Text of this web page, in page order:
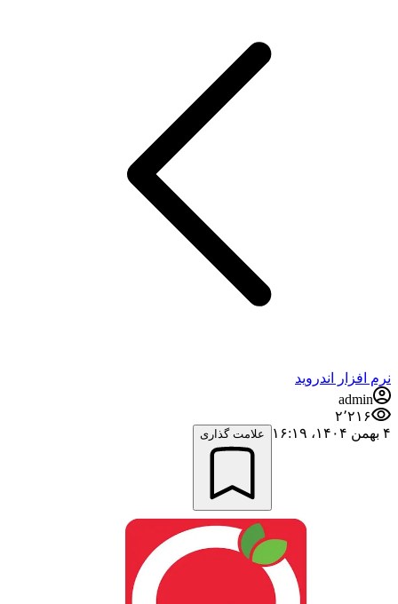
نرم افزار اندروید
admin
۲٬۲۱۶
۴ بهمن ۱۴۰۴،‏ ۱۶:۱۹
علامت گذاری